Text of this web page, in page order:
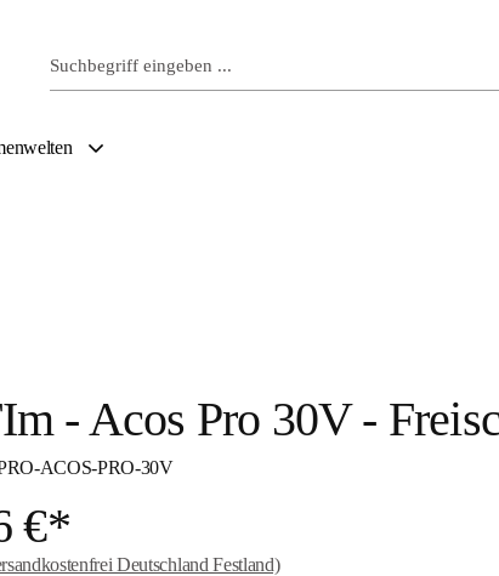
- Acos Pro 30V -
ACOS-PRO-30V
€*
Deutschland Festland)